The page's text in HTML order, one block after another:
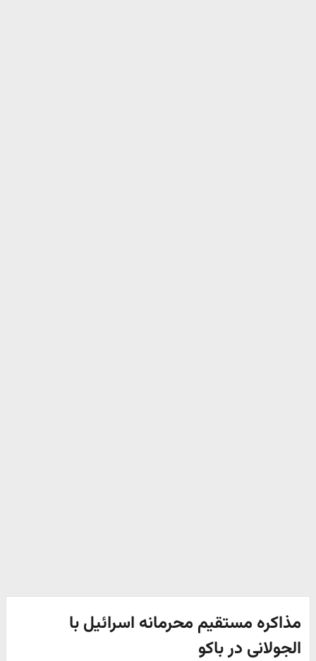
مذاکره مستقیم محرمانه اسرائیل با
الجولانی در باکو